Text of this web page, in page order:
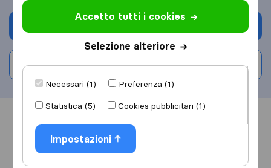
Scrivi una recensione
Informazioni Recensioni
Accetto tutti i cookies
Selezione alteriore
Necessari (1)
Preferenza (1)
Statistica (5)
Cookies pubblicitari (1)
Impostazioni